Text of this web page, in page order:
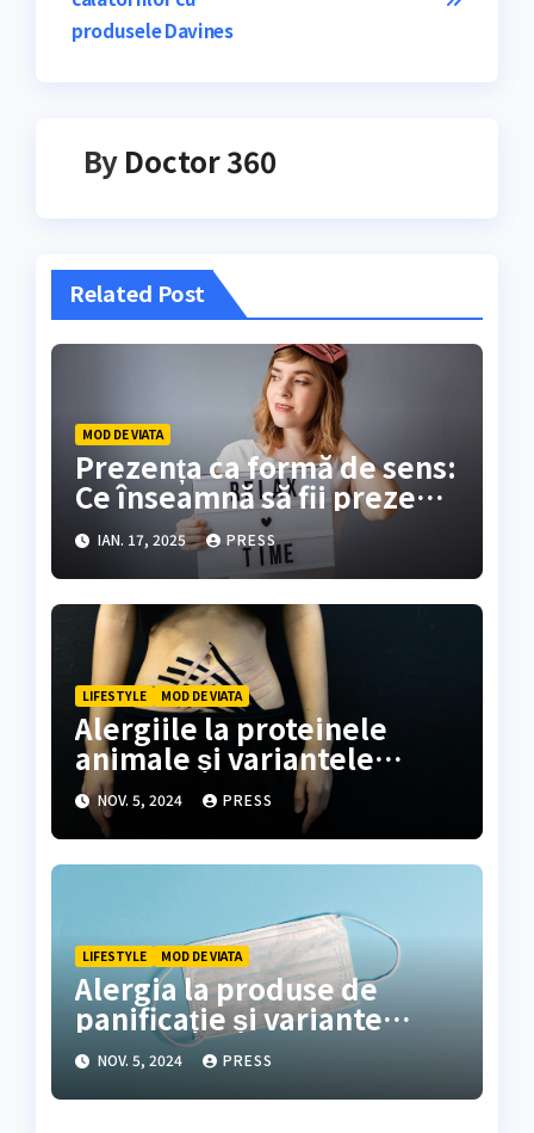
articole
produsele Davines
By Doctor 360
Related Post
MOD DE VIATA
Prezența ca formă de sens:
Ce înseamnă să fii prezent
în moment, dincolo de a
face sau de a planifica
ceva?
IAN. 17, 2025 PRESS
LIFESTYLE MOD DE VIATA
Alergiile la proteinele
animale și variantele
vegetale
NOV. 5, 2024 PRESS
LIFESTYLE MOD DE VIATA
Alergia la produse de
panificație și variante
sigure
NOV. 5, 2024 PRESS